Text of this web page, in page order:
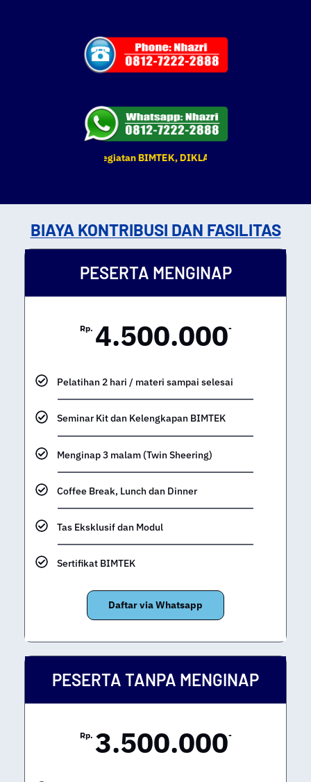
dan tempat kegiatan BIMTEK, DIKLAT & Pelatihan yang tertera
BIAYA KONTRIBUSI DAN FASILITAS
PESERTA MENGINAP
Rp. 4.500.000-
Pelatihan 2 hari / materi sampai selesai
Seminar Kit dan Kelengkapan BIMTEK
Menginap 3 malam (Twin Sheering)
Coffee Break, Lunch dan Dinner
Tas Eksklusif dan Modul
Sertifikat BIMTEK
Daftar via Whatsapp
PESERTA TANPA MENGINAP
Rp. 3.500.000-